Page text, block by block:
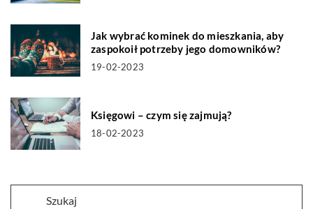
Jak wybrać kominek do mieszkania, aby
zaspokoił potrzeby jego domowników?
19-02-2023
Księgowi – czym się zajmują?
18-02-2023